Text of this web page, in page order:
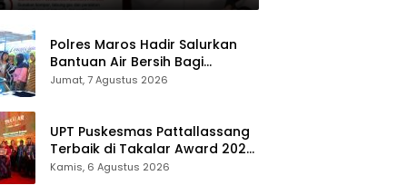
Polres Maros Hadir Salurkan
Bantuan Air Bersih Bagi
Masyarakat Terdampak Krisis
Jumat, 7 Agustus 2026
UPT Puskesmas Pattallassang
Terbaik di Takalar Award 2026,
Bukti Komitmen Hadirkan
Kamis, 6 Agustus 2026